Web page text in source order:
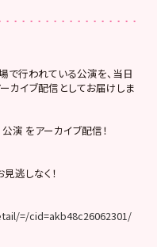
で行われている公演を、当日
カイブ配信としてお届けしま
演 をアーカイブ配信！
逃しなく！
=/cid=akb48c26062301/